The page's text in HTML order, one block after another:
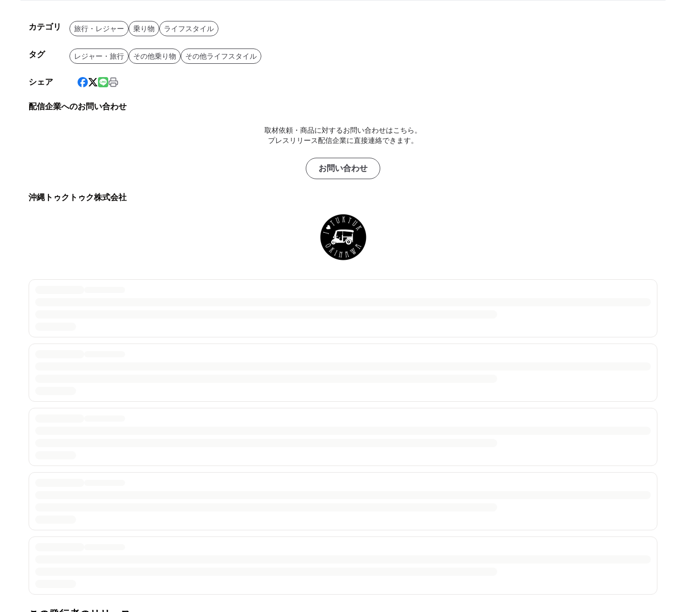
カテゴリ 旅行・レジャー 乗り物 ライフスタイル
タグ レジャー・旅行 その他乗り物 その他ライフスタイル
シェア
配信企業へのお問い合わせ
取材依頼・商品に対するお問い合わせはこちら。
プレスリリース配信企業に直接連絡できます。
お問い合わせ
沖縄トゥクトゥク株式会社